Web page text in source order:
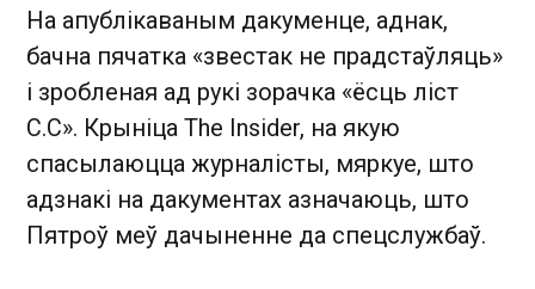
На апублікаваным дакуменце, аднак,
бачна пячатка «звестак не прадстаўляць»
і зробленая ад рукі зорачка «ёсць ліст
С.С». Крыніца The Insider, на якую
спасылаюцца журналісты, мяркуе, што
адзнакі на дакументах азначаюць, што
Пятроў меў дачыненне да спецслужбаў.